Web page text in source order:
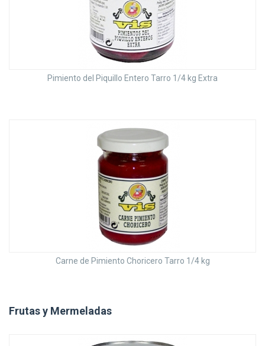
Pimiento del Piquillo Entero Tarro 1/4 kg Extra
Carne de Pimiento Choricero Tarro 1/4 kg
Frutas y Mermeladas